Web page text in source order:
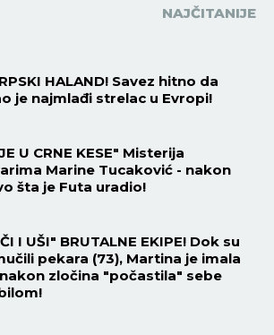
NAJČITANIJE
HALAND! Savez hitno da
je najmlađi strelac u Evropi!
U CRNE KESE" Misterija
Marine Tucaković - nakon
šta je Futa uradio!
I UŠI" BRUTALNE EKIPE! Dok su
pekara (73), Martina je imala
zločina "počastila" sebe